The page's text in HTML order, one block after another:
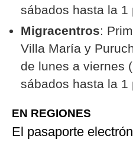
sábados hasta la 1
Migracentros:
Villa María y
de lunes a viernes
sábados hasta la 1
EN REGIONES
El pasaporte